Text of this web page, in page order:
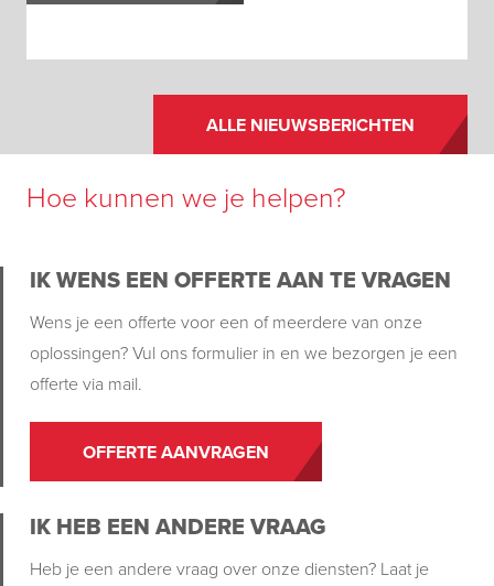
ALLE NIEUWSBERICHTEN
Hoe kunnen we je helpen?
IK WENS EEN OFFERTE AAN TE VRAGEN
Wens je een offerte voor een of meerdere van onze
oplossingen? Vul ons formulier in en we bezorgen je een
offerte via mail.
OFFERTE AANVRAGEN
IK HEB EEN ANDERE VRAAG
Heb je een andere vraag over onze diensten? Laat je